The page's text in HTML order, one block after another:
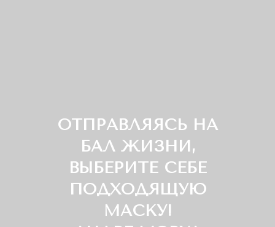
ОТПРАВЛЯЯСЬ НА
БАЛ ЖИЗНИ,
ВЫБЕРИТЕ СЕБЕ
ПОДХОДЯЩУЮ
МАСКУ!